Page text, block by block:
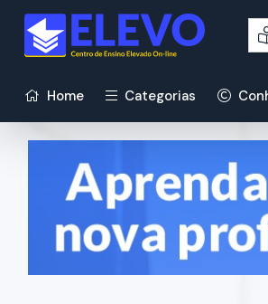
Home Categorias